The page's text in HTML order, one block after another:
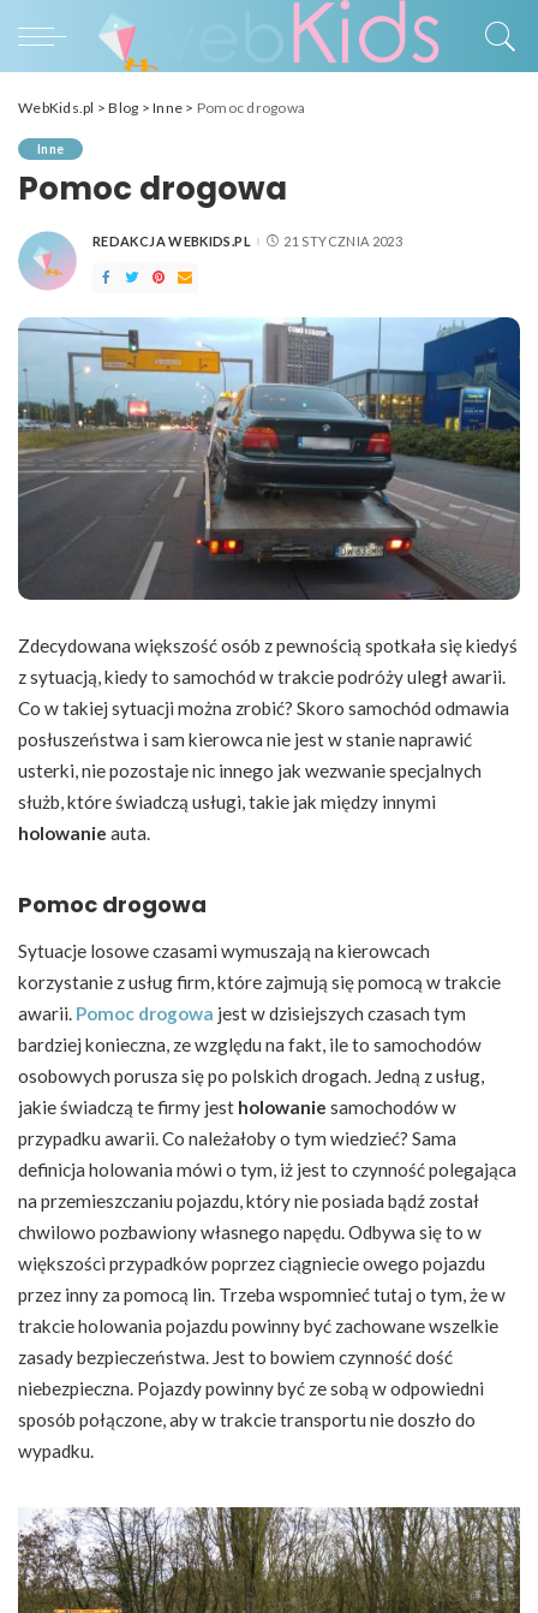
WebKids.pl >Blog >Inne > Pomoc drogowa
Inne
Pomoc drogowa
POSTED
REDAKCJA WEBKIDS.PL 21 STYCZNIA 2023
Zdecydowana większość osób z pewnością spotkała się kiedyś
z sytuacją, kiedy to samochód w trakcie podróży uległ awarii.
Co w takiej sytuacji można zrobić? Skoro samochód odmawia
posłuszeństwa i sam kierowca nie jest w stanie naprawić
usterki, nie pozostaje nic innego jak wezwanie specjalnych
służb, które świadczą usługi, takie jak między innymi
holowanie auta.
Pomoc drogowa
Sytuacje losowe czasami wymuszają na kierowcach
korzystanie z usług firm, które zajmują się pomocą w trakcie
awarii. Pomoc drogowa jest w dzisiejszych czasach tym
bardziej konieczna, ze względu na fakt, ile to samochodów
osobowych porusza się po polskich drogach. Jedną z usług,
jakie świadczą te firmy jest holowanie samochodów w
przypadku awarii. Co należałoby o tym wiedzieć? Sama
definicja holowania mówi o tym, iż jest to czynność polegająca
na przemieszczaniu pojazdu, który nie posiada bądź został
chwilowo pozbawiony własnego napędu. Odbywa się to w
większości przypadków poprzez ciągniecie owego pojazdu
przez inny za pomocą lin. Trzeba wspomnieć tutaj o tym, że w
trakcie holowania pojazdu powinny być zachowane wszelkie
zasady bezpieczeństwa. Jest to bowiem czynność dość
niebezpieczna. Pojazdy powinny być ze sobą w odpowiedni
sposób połączone, aby w trakcie transportu nie doszło do
wypadku.